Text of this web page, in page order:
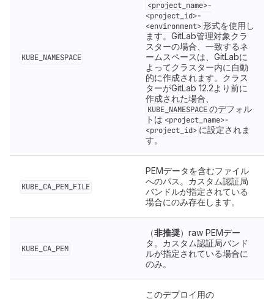
KUBE_NAMESPACE
<project_name>-
<project_id>-
<environment>形式を使用し
ます。GitLab管理対象クラ
スターの場合、一致するネ
ームスペースは、GitLabに
よってクラスター内に自動
的に作成されます。クラス
ターがGitLab 12.2より前に
作成された場合、
KUBE_NAMESPACEのデフォル
トは <project_name>-
<project_id> に設定されま
す。
KUBE_CA_PEM_FILE
PEMデータを含むファイル
へのパス。カスタム認証局
バンドルが指定されている
場合にのみ存在します。
KUBE_CA_PEM
（非推奨）raw PEMデー
タ。カスタム認証局バンド
ルが指定されている場合に
のみ。
このデプロイ用の